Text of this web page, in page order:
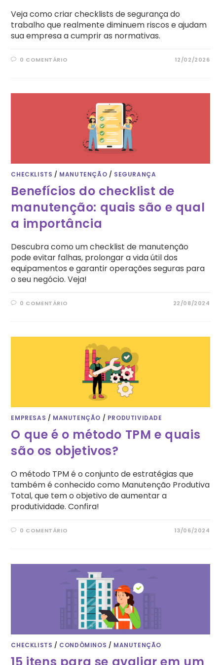
Veja como criar checklists de segurança do
trabalho que realmente diminuem riscos e ajudam
sua empresa a cumprir as normativas.
0 COMENTÁRIO 12/02/2026
CHECKLISTS / MANUTENÇÃO / SEGURANÇA
Benefícios do checklist de
manutenção: quais são e qual
a importância
Descubra como um checklist de manutenção
pode evitar falhas, prolongar a vida útil dos
equipamentos e garantir operações seguras para
o seu negócio. Veja!
0 COMENTÁRIO 22/08/2024
EMPRESAS / MANUTENÇÃO / PRODUTIVIDADE
O que é o método TPM e quais
são os objetivos?
O método TPM é o conjunto de estratégias que
também é conhecido como Manutenção Produtiva
Total, que tem o objetivo de aumentar a
produtividade. Confira!
0 COMENTÁRIO 13/06/2024
CHECKLISTS / CONDÔMINOS / MANUTENÇÃO
15 itens para se avaliar em um